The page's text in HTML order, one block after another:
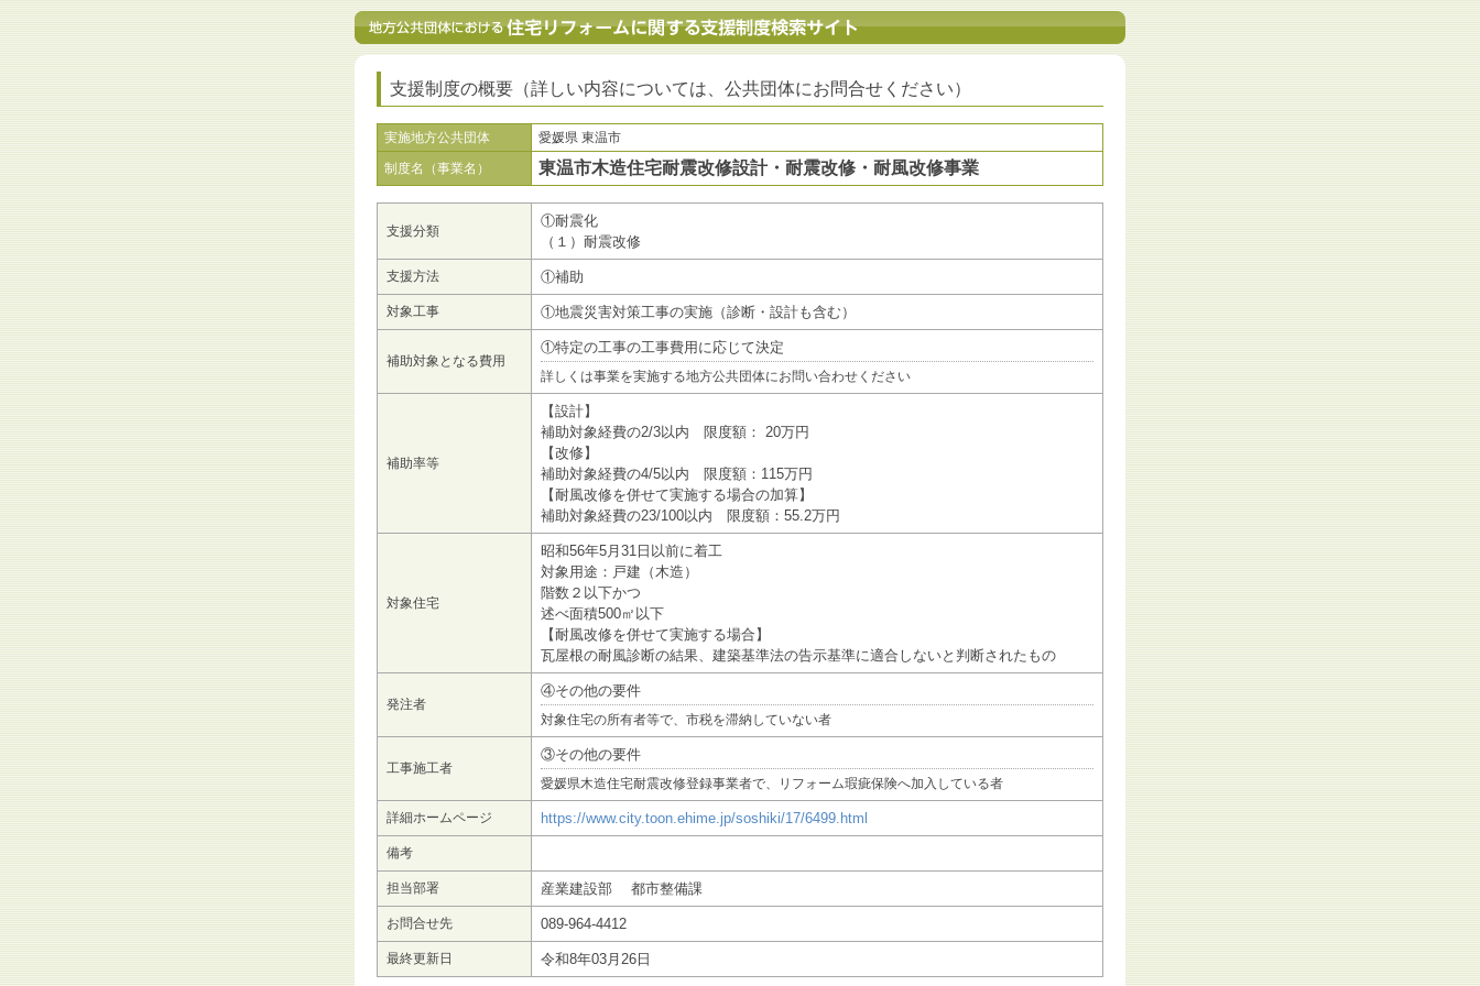
支援制度の概要（詳しい内容については、公共団体にお問合せください）
実施地方公共団体
愛媛県 東温市
制度名（事業名）
東温市木造住宅耐震改修設計・耐震改修・耐風改修事業
支援分類
①耐震化
（１）耐震改修
支援方法 ①補助
対象工事 ①地震災害対策工事の実施（診断・設計も含む）
補助対象となる費用
①特定の工事の工事費用に応じて決定
詳しくは事業を実施する地方公共団体にお問い合わせください
補助率等
【設計】
補助対象経費の2/3以内 限度額： 20万円
【改修】
補助対象経費の4/5以内 限度額：115万円
【耐風改修を併せて実施する場合の加算】
補助対象経費の23/100以内 限度額：55.2万円
対象住宅
昭和56年5月31日以前に着工
対象用途：戸建（木造）
階数２以下かつ
述べ面積500㎡以下
【耐風改修を併せて実施する場合】
瓦屋根の耐風診断の結果、建築基準法の告示基準に適合しないと判断されたもの
発注者
④その他の要件
対象住宅の所有者等で、市税を滞納していない者
工事施工者
③その他の要件
愛媛県木造住宅耐震改修登録事業者で、リフォーム瑕疵保険へ加入している者
詳細ホームページ https://www.city.toon.ehime.jp/soshiki/17/6499.html
備考
担当部署 産業建設部 都市整備課
お問合せ先 089-964-4412
最終更新日 令和8年03月26日